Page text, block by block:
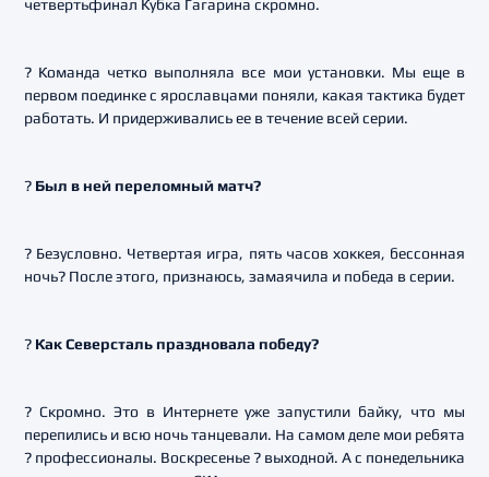
четвертьфинал Кубка Гагарина скромно.
? Команда четко выполняла все мои установки. Мы еще в
первом поединке с ярославцами поняли, какая тактика будет
работать. И придерживались ее в течение всей серии.
? Был в ней переломный матч?
? Безусловно. Четвертая игра, пять часов хоккея, бессонная
ночь? После этого, признаюсь, замаячила и победа в серии.
? Как Северсталь праздновала победу?
? Скромно. Это в Интернете уже запустили байку, что мы
перепились и всю ночь танцевали. На самом деле мои ребята
? профессионалы. Воскресенье ? выходной. А с понедельника